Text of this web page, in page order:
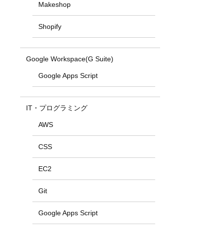
Makeshop
Shopify
Google Workspace(G Suite)
Google Apps Script
IT・プログラミング
AWS
CSS
EC2
Git
Google Apps Script